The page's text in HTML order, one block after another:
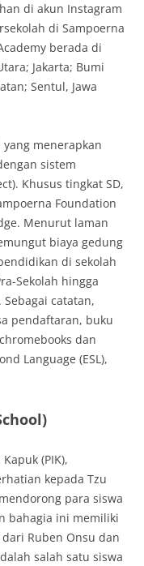
di akun Instagram
di Sampoerna
berada di
Jakarta; Bumi
Sentul, Jawa
menerapkan
sistem
Khusus tingkat SD,
Foundation
Menurut laman
biaya gedung
di sekolah
Sekolah hingga
catatan,
pendaftaran, buku
dan
Language (ESL),
(PIK),
kepada Tzu
para siswa
bahagia ini memiliki
Ruben Onsu dan
salah satu siswa